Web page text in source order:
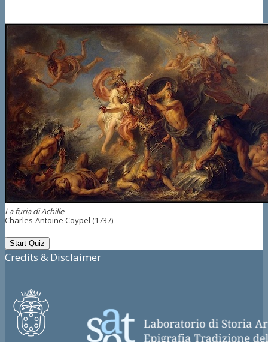
La furia di Achille
Charles-Antoine Coypel (1737)
Credits & Disclaimer